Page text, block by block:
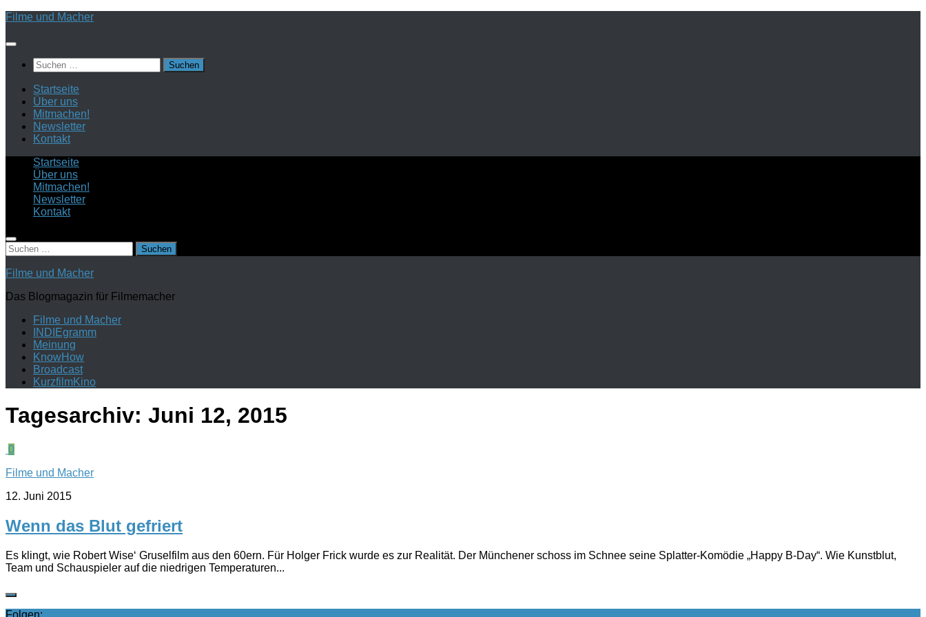
Zum
springen
Filme und Macher
Suchen
nach:
Startseite
Über uns
Mitmachen!
Newsletter
Kontakt
Startseite
Über uns
Mitmachen!
Newsletter
Kontakt
Suchen
nach:
Filme und Macher
Das Blogmagazin für Filmemacher
Filme und Macher
INDIEgramm
Meinung
KnowHow
Broadcast
KurzfilmKino
Tagesarchiv: Juni 12, 2015
0
Filme und Macher
12. Juni 2015
Wenn das Blut gefriert
Es klingt, wie Robert Wise‘ Gruselfilm aus den 60ern. Für Holger Frick wurde es zur Realität. Der Münchener schoss im Schnee seine Splatter-Komödie „Happy B-Day“. Wie Kunstblut,
Team und Schauspieler auf die niedrigen Temperaturen...
Folgen: